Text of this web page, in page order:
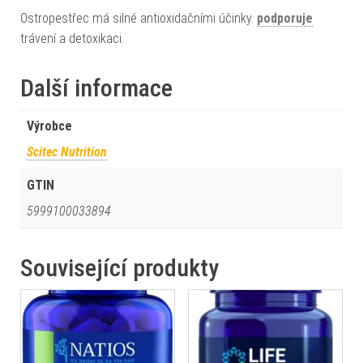
Ostropestřec má silné antioxidačními účinky. podporuje
trávení a detoxikaci.
Další informace
Výrobce
Scitec Nutrition
GTIN
5999100033894
Související produkty